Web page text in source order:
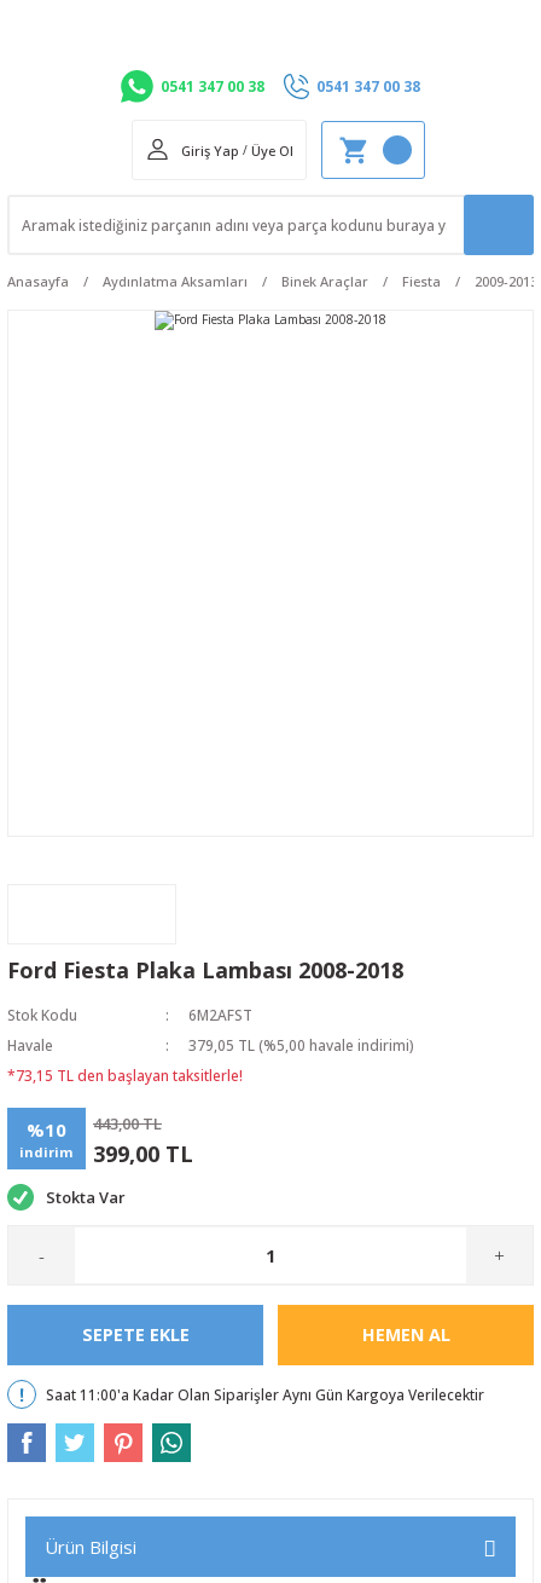
0541 347 00 38 0541 347 00 38
Giriş Yap / Üye Ol
Anasayfa Aydınlatma Aksamları Binek Araçlar Fiesta 2009-2013
Ford Fiesta Plaka Lambası 2008-2018
Stok Kodu
6M2AFST
Havale
379,05 TL (%5,00 havale indirimi)
*73,15 TL den başlayan taksitlerle!
%10
indirim
443,00 TL
399,00 TL
Stokta Var
- +
SEPETE EKLE HEMEN AL
Saat 11:00'a Kadar Olan Siparişler Aynı Gün Kargoya Verilecektir
Ürün Bilgisi